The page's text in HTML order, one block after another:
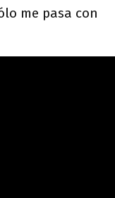
me pasa con